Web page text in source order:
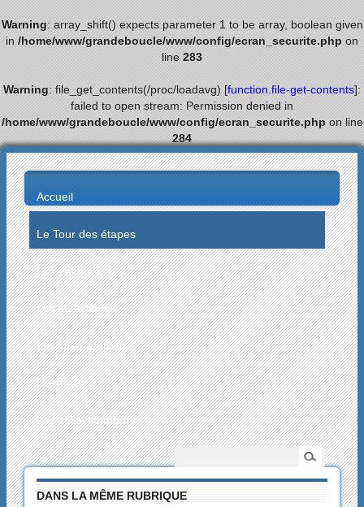
Warning: array_shift() expects parameter 1 to be array, boolean given
in /home/www/grandeboucle/www/config/ecran_securite.php on
line 283
Warning: file_get_contents(/proc/loadavg) [function.file-get-contents]:
failed to open stream: Permission denied in
/home/www/grandeboucle/www/config/ecran_securite.php on line
284
Accueil
Le Tour des étapes
Les palmarès
Les statistiques
Les villes étapes
L’actualité
Les collectionneurs
DANS LA MÊME RUBRIQUE